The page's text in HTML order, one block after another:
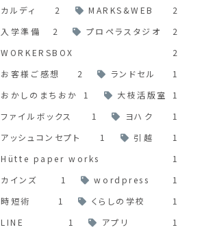
カルディ 2 MARKS&WEB
2
入学準備
2 プロペラスタジオ
2
WORKERSBOX
2
お客様ご感想
2 ランドセル
1
おかしのまちおか
1 大枝活版室
1
ファイルボックス
1 ヨハク
1
アッシュコンセプト
1 引越
1
Hütte paper works
1
カインズ
1 wordpress
1
時短術
1 くらしの学校
1
LINE
1 アプリ
1